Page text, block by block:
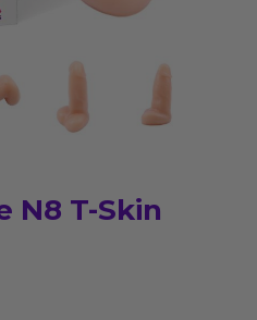
N8 T-Skin